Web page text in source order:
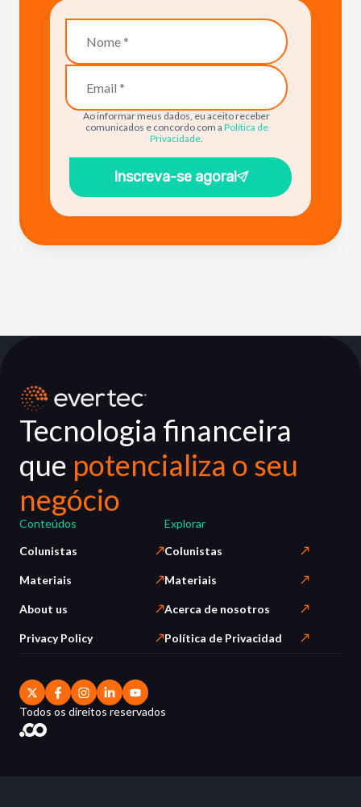
Ao informar meus dados, eu aceito receber
comunicados e concordo com a Política de
Privacidade.
Inscreva-se agora!
Tecnologia financeira
que potencializa o seu
negócio
Conteúdos
Colunistas
Materiais
About us
Privacy Policy
Explorar
Colunistas
Materiais
Acerca de nosotros
Política de Privacidad
Todos os direitos reservados